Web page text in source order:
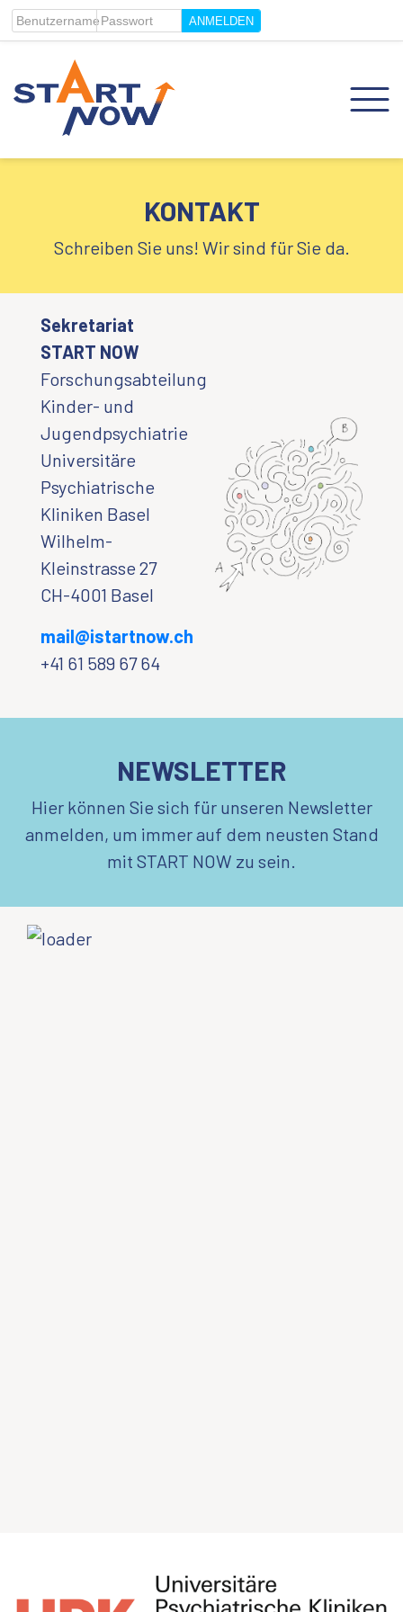
BenutzernamePasswort
KONTAKT
Schreiben Sie uns! Wir sind für Sie da.
Sekretariat
START NOW
Forschungsabteilung
Kinder- und
Jugendpsychiatrie
Universitäre
Psychiatrische
Kliniken Basel
Wilhelm-
Kleinstrasse 27
CH-4001 Basel
mail@istartnow.ch
+41 61 589 67 64
NEWSLETTER
Hier können Sie sich für unseren Newsletter
anmelden, um immer auf dem neusten Stand
mit START NOW zu sein.